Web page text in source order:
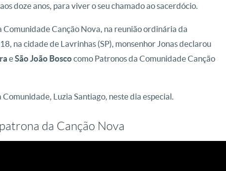
doze anos, para viver o seu chamado ao sacerdócio.
Comunidade Canção Nova, na reunião ordinária da
na cidade de Lavrinhas (SP), monsenhor Jonas declarou
eSão João Bosco como Patronos da Comunidade Canção
Luzia Santiago, neste dia especial.
da Canção Nova